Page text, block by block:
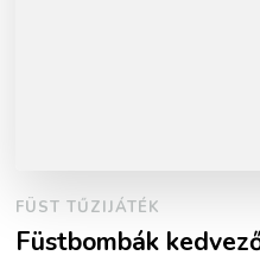
FÜST TŰZIJÁTÉK
Füstbombák